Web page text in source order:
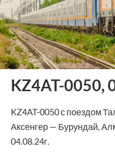
KZ4AT-0050,
KZ4AT-0050 с поездом
Аксенгер — Бурундай,
04.08.24г.